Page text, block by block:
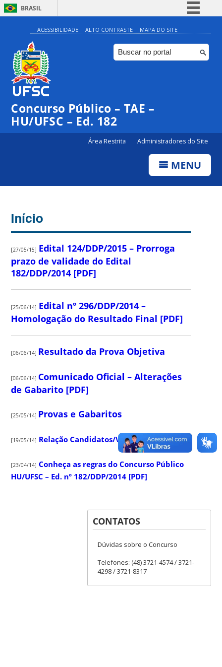
BRASIL
Simplifique!
Comunica BR
Participe
Canais
ACESSIBILIDADE ALTO CONTRASTE MAPA DO SITE
Concurso Público – TAE –
HU/UFSC – Ed. 182
Área Restrita Administradores do Site
MENU
Início
[27/05/15] Edital 124/DDP/2015 – Prorroga
prazo de validade do Edital
182/DDP/2014 [PDF]
[25/06/14] Edital nº 296/DDP/2014 –
Homologação do Resultado Final [PDF]
[06/06/14] Resultado da Prova Objetiva
[06/06/14] Comunicado Oficial – Alterações
de Gabarito [PDF]
[25/05/14] Provas e Gabaritos
[19/05/14] Relação Candidatos/Vaga [PDF]
[23/04/14] Conheça as regras do Concurso Público
HU/UFSC – Ed. nº 182/DDP/2014 [PDF]
CONTATOS
Dúvidas sobre o Concurso
Telefones: (48) 3721-4574 / 3721-
4298 / 3721-8317